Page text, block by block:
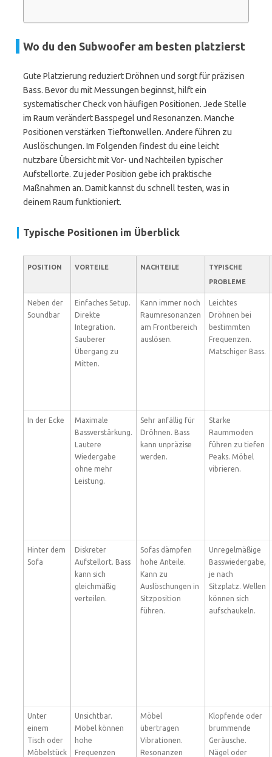
Wo du den Subwoofer am besten platzierst
Gute Platzierung reduziert Dröhnen und sorgt für präzisen
Bass. Bevor du mit Messungen beginnst, hilft ein
systematischer Check von häufigen Positionen. Jede Stelle
im Raum verändert Basspegel und Resonanzen. Manche
Positionen verstärken Tieftonwellen. Andere führen zu
Auslöschungen. Im Folgenden findest du eine leicht
nutzbare Übersicht mit Vor- und Nachteilen typischer
Aufstellorte. Zu jeder Position gebe ich praktische
Maßnahmen an. Damit kannst du schnell testen, was in
deinem Raum funktioniert.
Typische Positionen im Überblick
POSITION VORTEILE NACHTEILE
TYPISCHE
PROBLEME
Neben der
Soundbar
Einfaches Setup.
Direkte
Integration.
Sauberer
Übergang zu
Mitten.
Kann immer noch
Raumresonanzen
am Frontbereich
auslösen.
Leichtes
Dröhnen bei
bestimmten
Frequenzen.
Matschiger Bass.
In der Ecke
Maximale
Bassverstärkung.
Lautere
Wiedergabe
ohne mehr
Leistung.
Sehr anfällig für
Dröhnen. Bass
kann unpräzise
werden.
Starke
Raummoden
führen zu tiefen
Peaks. Möbel
vibrieren.
Hinter dem
Sofa
Diskreter
Aufstellort. Bass
kann sich
gleichmäßig
verteilen.
Sofas dämpfen
hohe Anteile.
Kann zu
Auslöschungen in
Sitzposition
führen.
Unregelmäßige
Basswiedergabe,
je nach
Sitzplatz. Wellen
können sich
aufschaukeln.
Unter
einem
Tisch oder
Möbelstück
Unsichtbar.
Möbel können
hohe
Frequenzen
Möbel
übertragen
Vibrationen.
Resonanzen
Klopfende oder
brummende
Geräusche.
Nägel oder